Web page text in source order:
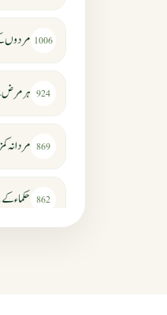
1006 مردوں
924 ہر مرض
869 مردانہ
862 حکماء